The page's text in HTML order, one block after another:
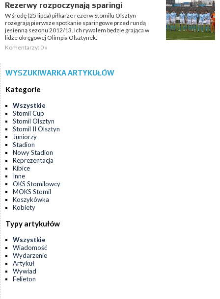
Rezerwy rozpoczynają sparingi
W środę (25 lipca) piłkarze rezerw Stomilu Olsztyn
rozegrają pierwsze spotkanie sparingowe przed rundą
jesienną sezonu 2012/13. Ich rywalem będzie grająca w
lidze okręgowej Olimpia Olsztynek.
Komentarzy: 0 »
WYSZUKIWARKA ARTYKUŁÓW
Kategorie
Wszystkie
Stomil Cup
Stomil Olsztyn
Stomil II Olsztyn
Juniorzy
Stadion
Nowy Stadion
Reprezentacja
Kibice
Inne
OKS Stomilowcy
MOKS Stomil
Koszykówka
Kobiety
Typy artykułów
Wszystkie
Wiadomość
Wydarzenie
Artykuł
Wywiad
Felieton